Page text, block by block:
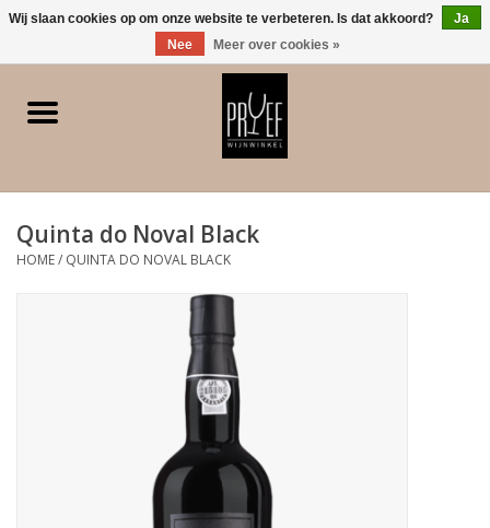
0 Artikelen - €0,00
Home
Witte wijn
Dessert/Versterkt/Gedistilleerd
Quinta do Noval Black
HOME/ QUINTA DO NOVAL BLACK
Wij slaan cookies op om onze website te verbeteren. Is dat akkoord?
Ja
Nee
Meer over cookies »